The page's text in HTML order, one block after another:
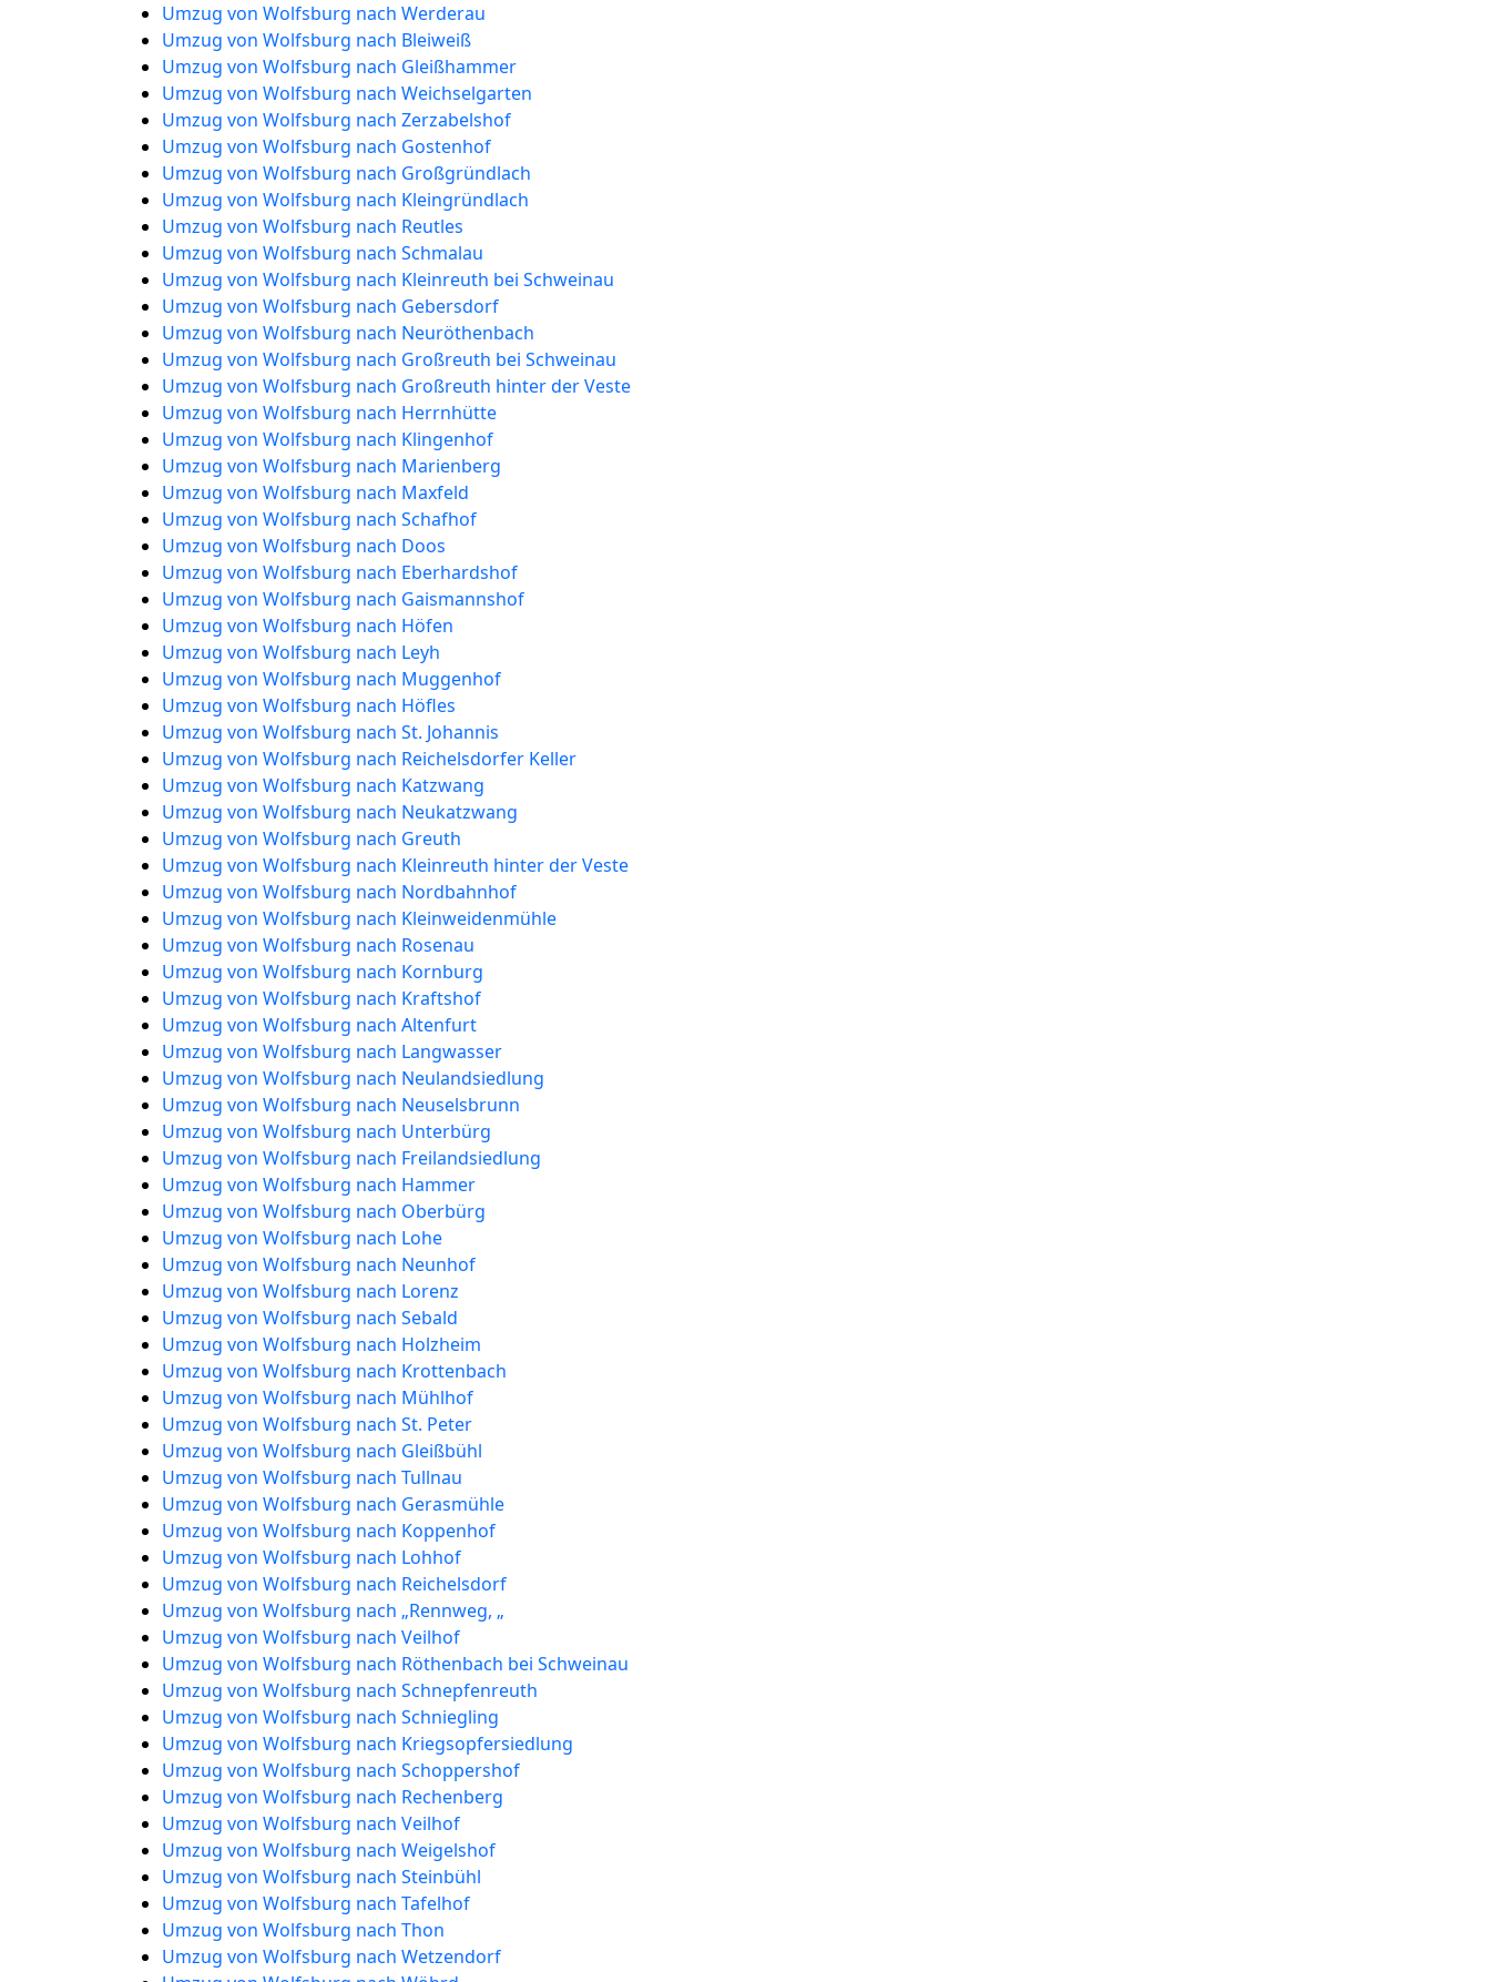
Umzug von Wolfsburg nach Werderau
Umzug von Wolfsburg nach Bleiweiß
Umzug von Wolfsburg nach Gleißhammer
Umzug von Wolfsburg nach Weichselgarten
Umzug von Wolfsburg nach Zerzabelshof
Umzug von Wolfsburg nach Gostenhof
Umzug von Wolfsburg nach Großgründlach
Umzug von Wolfsburg nach Kleingründlach
Umzug von Wolfsburg nach Reutles
Umzug von Wolfsburg nach Schmalau
Umzug von Wolfsburg nach Kleinreuth bei Schweinau
Umzug von Wolfsburg nach Gebersdorf
Umzug von Wolfsburg nach Neuröthenbach
Umzug von Wolfsburg nach Großreuth bei Schweinau
Umzug von Wolfsburg nach Großreuth hinter der Veste
Umzug von Wolfsburg nach Herrnhütte
Umzug von Wolfsburg nach Klingenhof
Umzug von Wolfsburg nach Marienberg
Umzug von Wolfsburg nach Maxfeld
Umzug von Wolfsburg nach Schafhof
Umzug von Wolfsburg nach Doos
Umzug von Wolfsburg nach Eberhardshof
Umzug von Wolfsburg nach Gaismannshof
Umzug von Wolfsburg nach Höfen
Umzug von Wolfsburg nach Leyh
Umzug von Wolfsburg nach Muggenhof
Umzug von Wolfsburg nach Höfles
Umzug von Wolfsburg nach St. Johannis
Umzug von Wolfsburg nach Reichelsdorfer Keller
Umzug von Wolfsburg nach Katzwang
Umzug von Wolfsburg nach Neukatzwang
Umzug von Wolfsburg nach Greuth
Umzug von Wolfsburg nach Kleinreuth hinter der Veste
Umzug von Wolfsburg nach Nordbahnhof
Umzug von Wolfsburg nach Kleinweidenmühle
Umzug von Wolfsburg nach Rosenau
Umzug von Wolfsburg nach Kornburg
Umzug von Wolfsburg nach Kraftshof
Umzug von Wolfsburg nach Altenfurt
Umzug von Wolfsburg nach Langwasser
Umzug von Wolfsburg nach Neulandsiedlung
Umzug von Wolfsburg nach Neuselsbrunn
Umzug von Wolfsburg nach Unterbürg
Umzug von Wolfsburg nach Freilandsiedlung
Umzug von Wolfsburg nach Hammer
Umzug von Wolfsburg nach Oberbürg
Umzug von Wolfsburg nach Lohe
Umzug von Wolfsburg nach Neunhof
Umzug von Wolfsburg nach Lorenz
Umzug von Wolfsburg nach Sebald
Umzug von Wolfsburg nach Holzheim
Umzug von Wolfsburg nach Krottenbach
Umzug von Wolfsburg nach Mühlhof
Umzug von Wolfsburg nach St. Peter
Umzug von Wolfsburg nach Gleißbühl
Umzug von Wolfsburg nach Tullnau
Umzug von Wolfsburg nach Gerasmühle
Umzug von Wolfsburg nach Koppenhof
Umzug von Wolfsburg nach Lohhof
Umzug von Wolfsburg nach Reichelsdorf
Umzug von Wolfsburg nach „Rennweg, „
Umzug von Wolfsburg nach Veilhof
Umzug von Wolfsburg nach Röthenbach bei Schweinau
Umzug von Wolfsburg nach Schnepfenreuth
Umzug von Wolfsburg nach Schniegling
Umzug von Wolfsburg nach Kriegsopfersiedlung
Umzug von Wolfsburg nach Schoppershof
Umzug von Wolfsburg nach Rechenberg
Umzug von Wolfsburg nach Veilhof
Umzug von Wolfsburg nach Weigelshof
Umzug von Wolfsburg nach Steinbühl
Umzug von Wolfsburg nach Tafelhof
Umzug von Wolfsburg nach Thon
Umzug von Wolfsburg nach Wetzendorf